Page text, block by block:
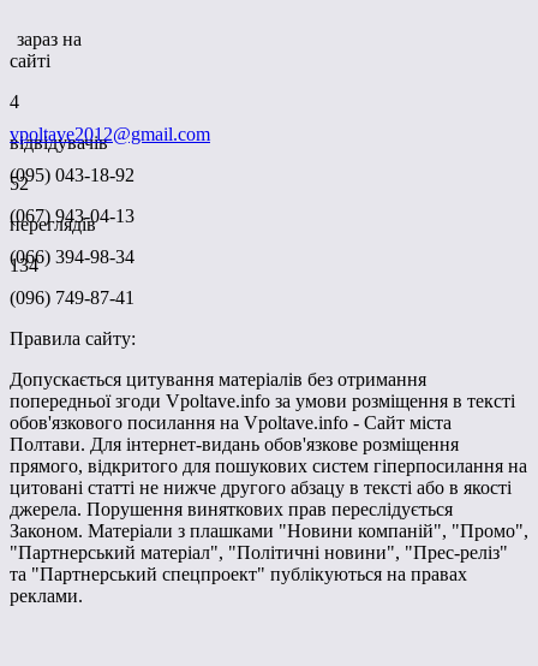
зараз на
сайті
4
відвідувачів
52
переглядів
134
vpoltave2012@gmail.com
(095) 043-18-92
(067) 943-04-13
(066) 394-98-34
(096) 749-87-41
Правила сайту:
Допускається цитування матеріалів без отримання
попередньої згоди Vpoltave.info за умови розміщення в тексті
обов'язкового посилання на Vpoltave.info - Сайт міста
Полтави. Для інтернет-видань обов'язкове розміщення
прямого, відкритого для пошукових систем гіперпосилання на
цитовані статті не нижче другого абзацу в тексті або в якості
джерела. Порушення виняткових прав переслідується
Законом. Матеріали з плашками "Новини компаній", "Промо",
"Партнерський матеріал", "Політичні новини", "Прес-реліз"
та "Партнерський спецпроект" публікуються на правах
реклами.